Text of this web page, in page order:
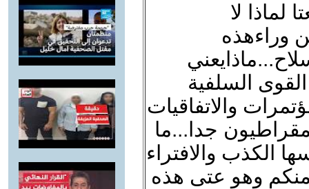
لماذا لا
وراءهذه
السلفية
والاتفاقيات
جدا...ما
الكذب والافتراء
وهو عتى هذه